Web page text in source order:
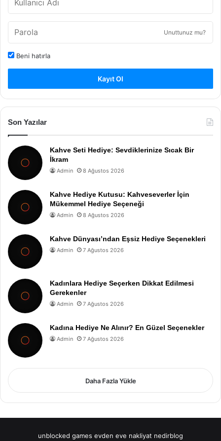
Unuttunuz mu?
Beni hatırla
Kayıt Ol
Son Yazılar
Kahve Seti Hediye: Sevdiklerinize Sıcak Bir
İkram
Admin 8 Ağustos 2026
Kahve Hediye Kutusu: Kahveseverler İçin
Mükemmel Hediye Seçeneği
Admin 8 Ağustos 2026
Kahve Dünyası’ndan Eşsiz Hediye Seçenekleri
Admin 7 Ağustos 2026
Kadınlara Hediye Seçerken Dikkat Edilmesi
Gerekenler
Admin 7 Ağustos 2026
Kadına Hediye Ne Alınır? En Güzel Seçenekler
Admin 7 Ağustos 2026
Daha Fazla Yükle
unblocked games evden eve nakliyat nedirblog